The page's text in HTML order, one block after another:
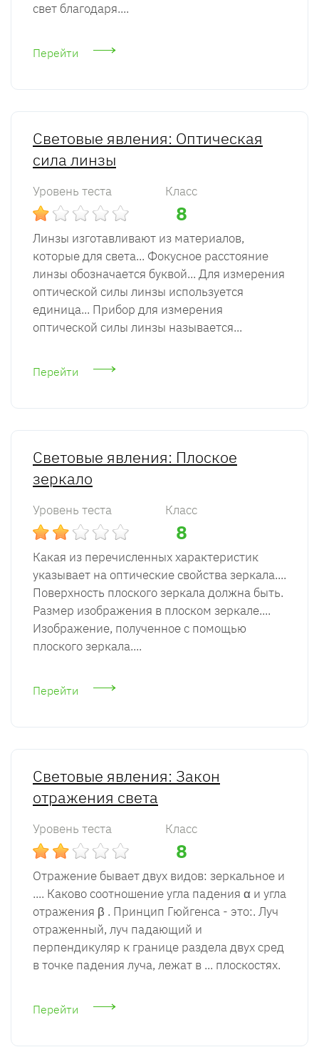
свет благодаря....
Перейти
Световые явления: Оптическая
сила линзы
Уровень теста Класс
8
Линзы изготавливают из материалов,
которые для света... Фокусное расстояние
линзы обозначается буквой... Для измерения
оптической силы линзы используется
единица... Прибор для измерения
оптической силы линзы называется...
Перейти
Световые явления: Плоское
зеркало
Уровень теста Класс
8
Какая из перечисленных характеристик
указывает на оптические свойства зеркала....
Поверхность плоского зеркала должна быть.
Размер изображения в плоском зеркале....
Изображение, полученное с помощью
плоского зеркала....
Перейти
Световые явления: Закон
отражения света
Уровень теста Класс
8
Отражение бывает двух видов: зеркальное и
.... Каково соотношение угла падения α и угла
отражения β . Принцип Гюйгенса - это:. Луч
отраженный, луч падающий и
перпендикуляр к границе раздела двух сред
в точке падения луча, лежат в ... плоскостях.
Перейти